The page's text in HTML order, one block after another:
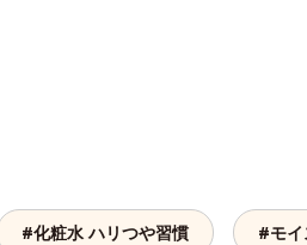
#化粧水 ハリつや習慣 #モイ